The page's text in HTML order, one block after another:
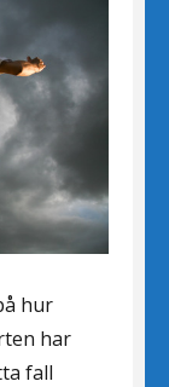
hur
har
fall